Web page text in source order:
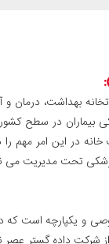
بهداشت،
در سطح کشور
خانه در این امر
تحت مدیریت می
یکپارچه است که در